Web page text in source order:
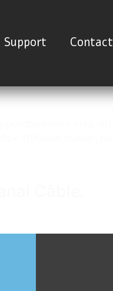
Support Contact